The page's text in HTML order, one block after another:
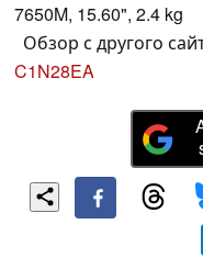
7650M, 15.60", 2.4 kg
Обзор с другого
C1N28EA